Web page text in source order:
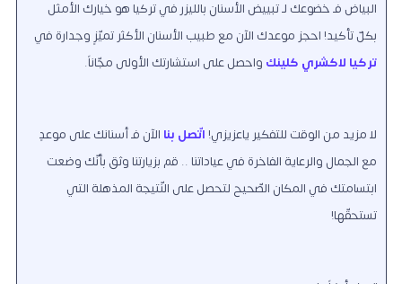
البياض فـ خضوعك لـ تبييض الأسنان بالليزر في تركيا هو خيارك الأمثل
بكلّ تأكيد! احجز موعدك الآن مع طبيب الأسنان الأكثر تميّزٍ وجدارة في
تركيا لاكشري كلينك واحصل على استشارتك الأولى مجّاناً.
لا مزيد من الوقت للتفكير ياعزيزي! اتّصل بنا الآن فـ أسنانك على موعدٍ
مع الجمال والرعاية الفاخرة في عياداتنا .. قم بزيارتنا وثق بأنّك وضعت
ابتسامتك في المكان الصّحيح لتحصل على النّتيجة المذهلة التي
تستحقّها!